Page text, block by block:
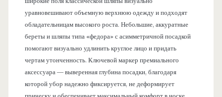
уравновешивают объемную верхнюю одежду и подходят
обладательницам высокого роста. Небольшие, аккуратные
береты и шляпы типа «федора» с асимметричной посадкой
помогают визуально удлинить круглое лицо и придать
чертам утонченность. Ключевой маркер премиального
аксессуара — выверенная глубина посадки, благодаря
которой убор надежно фиксируется, не деформирует